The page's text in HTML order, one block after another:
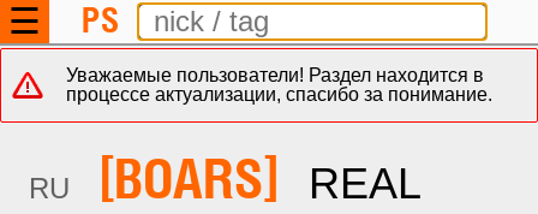
☰ PS
Уважаемые пользователи! Раздел находится в
процессе актуализации, спасибо за понимание.
RU [BOARS]
REAL